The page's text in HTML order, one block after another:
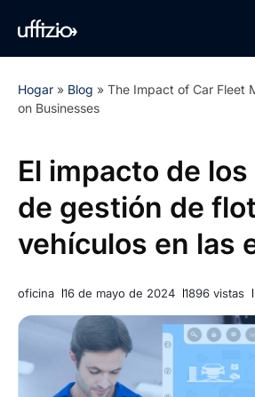
Hogar » Blog » The Impact of Car Fleet
on Businesses
El impacto de
de gestión de
vehículos en las
oficina 16 de mayo de 2024 1896 vistas